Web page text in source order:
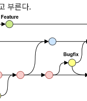
부른다.